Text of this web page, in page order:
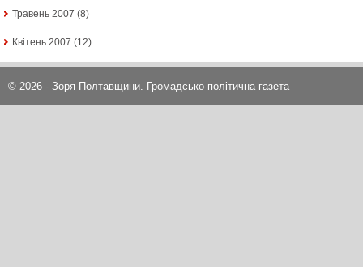
Травень 2007 (8)
Квітень 2007 (12)
© 2026 - Зоря Полтавщини. Громадсько-політична газета